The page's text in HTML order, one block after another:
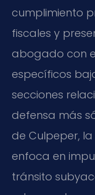
cumplimiento
fiscales y
abogado con
específicos
secciones
defensa más
de Culpeper,
enfoca en
tránsito